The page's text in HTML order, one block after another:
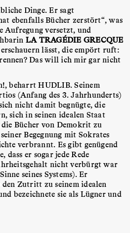
Dinge. Er sagt
ebenfalls Bücher zerstört“, was
Aufregung versetzt, und
LA TRAGÉDIE GRECQUE
lässt, die empört ruft:
Das will ich mir gar nicht
beharrt HUDLIB. Seinem
(Anfang des 3. Jahrhunderts)
nicht damit begnügte, die
sich in seinen idealen Staat
Bücher von Demokrit zu
Begegnung mit Sokrates
verbrannt. Es gibt genügend
dass er sogar jede Rede
nicht verbürgt war
seines Systems). Er
Zutritt zu seinem idealen
bezeichnete sie als Lügner und